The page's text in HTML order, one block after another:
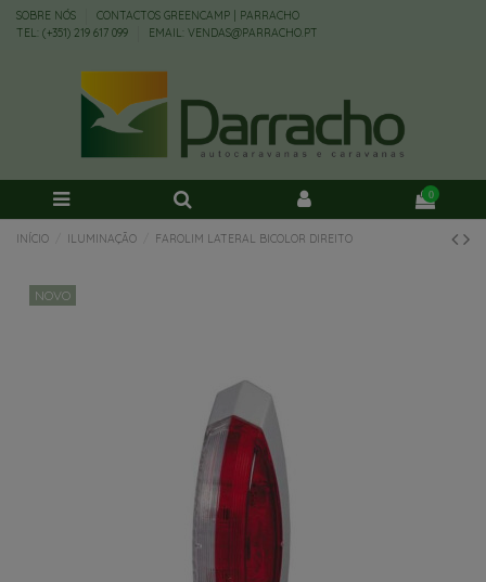
SOBRE NÓS
CONTACTOS GREENCAMP | PARRACHO
TEL: (+351) 219 617 099
EMAIL: VENDAS@PARRACHO.PT
0
INÍCIO ILUMINAÇÃO FAROLIM LATERAL BICOLOR DIREITO
NOVO